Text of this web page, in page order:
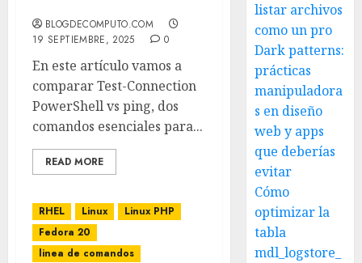
BLOGDECOMPUTO.COM
19 SEPTIEMBRE, 2025
0
En este artículo vamos a
comparar Test-Connection
PowerShell vs ping, dos
comandos esenciales para...
READ MORE
RHEL Linux
Linux PHP
Fedora 20
linea de comandos
listar archivos
como un pro
Dark patterns:
prácticas
manipuladora
s en diseño
web y apps
que deberías
evitar
Cómo
optimizar la
tabla
mdl_logstore_